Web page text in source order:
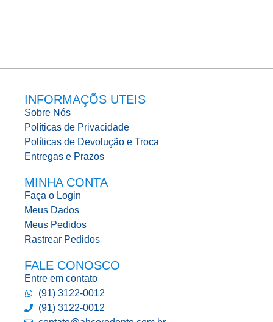
INFORMAÇÕS UTEIS
Sobre Nós
Políticas de Privacidade
Políticas de Devolução e Troca
Entregas e Prazos
MINHA CONTA
Faça o Login
Meus Dados
Meus Pedidos
Rastrear Pedidos
FALE CONOSCO
Entre em contato
(91) 3122-0012
(91) 3122-0012